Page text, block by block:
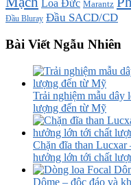
Loa Đức Marantz
Đầu Bluray Đầu SACD/CD
Bài Viết Ngẫu Nhiên
Trải nghiệm mẫu dây
lượng đến từ Mỹ
Chặn đĩa than Lucxar
hưởng lớn tới chất
Dôme – độc đáo và